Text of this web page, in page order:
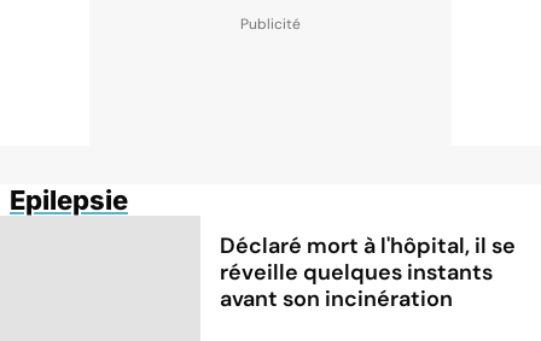
Epilepsie
Déclaré mort à l'hôpital, il se
réveille quelques instants
avant son incinération